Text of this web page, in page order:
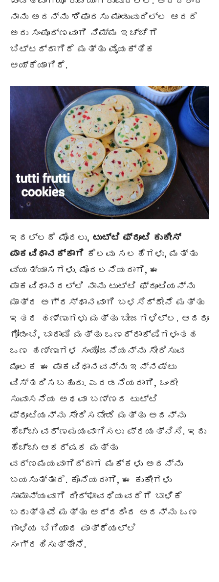
ನಾನು ಅದನ್ನು ಶಿಫಾರಸು ಮಾಡುವುದಿಲ್ಲ ಆದರೆ
ಅದು ಸಂಪೂರ್ಣವಾಗಿ ನಿಮ್ಮ ಇಚ್ಚೆಗೆ
ಬಿಟ್ಟದ್ದಾಗಿದೆ ಮತ್ತು ವೈಯಕ್ತಿಕ
ಆಯ್ಕೆಯಾಗಿದೆ.
ಇದಲ್ಲದೆ ಮೊದಲು, ಟುಟ್ಟಿ ಫ್ರೂಟಿ ಕುಕೀಸ್
ಪಾಕವಿಧಾನಕ್ಕಾಗಿ ಕೆಲವು ಸಲಹೆಗಳು, ಮತ್ತು
ವ್ಯತ್ಯಾಸಗಳು. ಮೊದಲನೆಯದಾಗಿ, ಈ
ಪಾಕವಿಧಾನದಲ್ಲಿ ನಾನು ಟುಟ್ಟಿ ಫ್ರೂಟಿಯನ್ನು
ಮಾತ್ರ ಅಗ್ರಸ್ಥಾನವಾಗಿ ಬಳಸಿದ್ದೇನೆ ಮತ್ತು
ಇತರ ಹಣ್ಣುಗಳು ಮತ್ತು ಬೀಜಗಳಿಲ್ಲ. ಆದರೂ
ಗೋಡಂಬಿ, ಬಾದಾಮಿ ಮತ್ತು ಒಣದ್ರಾಕ್ಷಿಗಳಂತಹ
ಒಣ ಹಣ್ಣುಗಳ ಸಂಯೋಜನೆಯನ್ನು ಸೇರಿಸುವ
ಮೂಲಕ ಈ ಪಾಕವಿಧಾನವನ್ನು ಇನ್ನಷ್ಟು
ವಿಸ್ತರಿಸಬಹುದು. ಎರಡನೆಯದಾಗಿ, ಒಂದೇ
ಸುವಾಸನೆಯ ಅಥವಾ ಬಣ್ಣದ ಟುಟ್ಟಿ
ಫ್ರೂಟಿಯನ್ನು ಸೇರಿಸಬೇಡಿ ಮತ್ತು ಅದನ್ನು
ಹೆಚ್ಚು ವರ್ಣಮಯವಾಗಿಸಲು ಪ್ರಯತ್ನಿಸಿ. ಇದು
ಹೆಚ್ಚು ಆಕರ್ಷಕ ಮತ್ತು
ವರ್ಣಮಯವಾಗಿದ್ದಾಗ ಮಕ್ಕಳು ಅದನ್ನು
ಬಯಸುತ್ತಾರೆ. ಕೊನೆಯದಾಗಿ, ಈ ಕುಕೀಗಳು
ಸಾಮಾನ್ಯವಾಗಿ ದೀರ್ಘಾವಧಿಯವರೆಗೆ ಬಾಳಿಕೆ
ಬರುತ್ತವೆ ಮತ್ತು ಆದ್ದರಿಂದ ಅದನ್ನು ಒಣ
ಗಾಳಿಯ ಬಿಗಿಯಾದ ಪಾತ್ರೆಯಲ್ಲಿ
ಸಂಗ್ರಹಿಸುತ್ತೇನೆ.